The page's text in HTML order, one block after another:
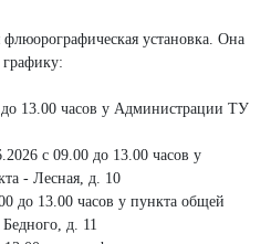
установка. Она
графику:
13.00 часов у Администрации ТУ
с 09.00 до 13.00 часов у
- Лесная, д. 10
до 13.00 часов у пункта общей
д. 11